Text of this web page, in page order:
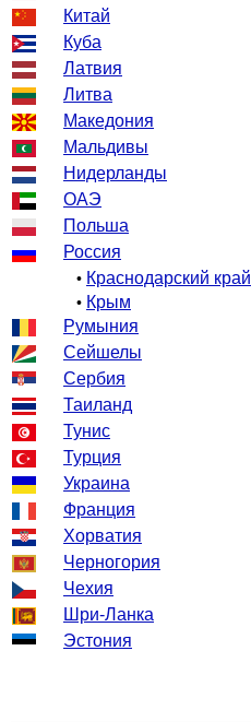
Китай
Куба
Латвия
Литва
Македония
Мальдивы
Нидерланды
ОАЭ
Польша
Россия
• Краснодарский край
• Крым
Румыния
Сейшелы
Сербия
Таиланд
Тунис
Турция
Украина
Франция
Хорватия
Черногория
Чехия
Шри-Ланка
Эстония